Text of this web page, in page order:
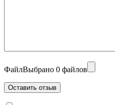
ФайлВыбрано 0 файлов